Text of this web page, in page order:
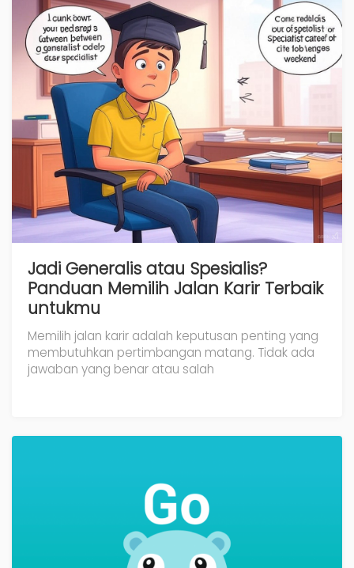
Jadi Generalis atau Spesialis?
Panduan Memilih Jalan Karir Terbaik
untukmu
Memilih jalan karir adalah keputusan penting yang
membutuhkan pertimbangan matang. Tidak ada
jawaban yang benar atau salah